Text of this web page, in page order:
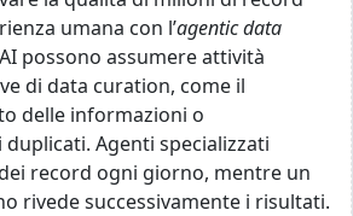
umana con l’agentic data
possono assumere attività
di data curation, come il
delle informazioni o
duplicati. Agenti specializzati
record ogni giorno, mentre un
rivede successivamente i risultati.